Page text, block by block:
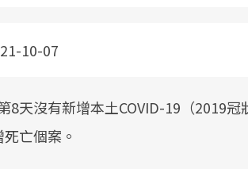
10-07
天沒有新增本土COVID-19（2019冠
亡個案。
邁向「健康照護」的新時代
健康新生活」，從講座、體
發，透過醫學觀點與日常感